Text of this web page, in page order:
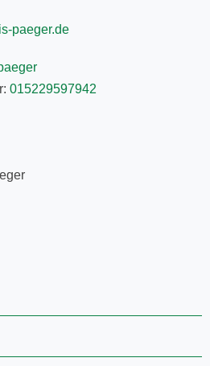
paeger.de
015229597942